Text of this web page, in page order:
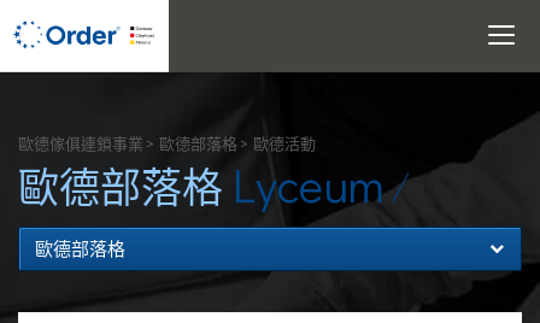
Toggle
歐德傢俱連鎖事業 歐德部落格 歐德活動
歐德部落格 Lyceum
歐德部落格